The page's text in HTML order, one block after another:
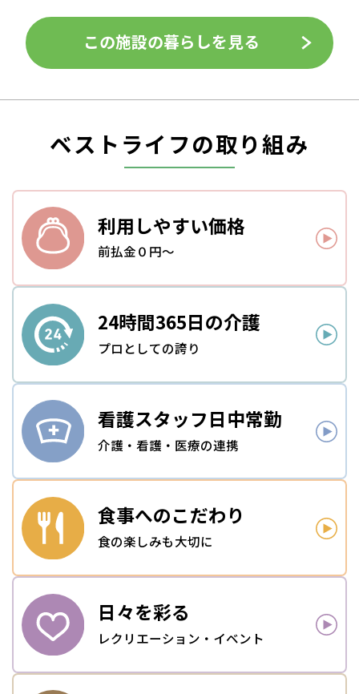
この施設の暮らしを見る
ベストライフの取り組み
利用しやすい価格
前払金０円～
24時間365日の介護
プロとしての誇り
看護スタッフ日中常勤
介護・看護・医療の連携
食事へのこだわり
食の楽しみも大切に
日々を彩る
レクリエーション・イベント